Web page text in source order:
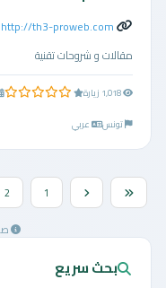
http://th3-proweb.com
مقالات و شروحات تقنية
0.0 من 5 نجوم
2018-06-30
تونس
عربي
صفحة 4 من 6 | عدد المواقع: 109
بحث سريع